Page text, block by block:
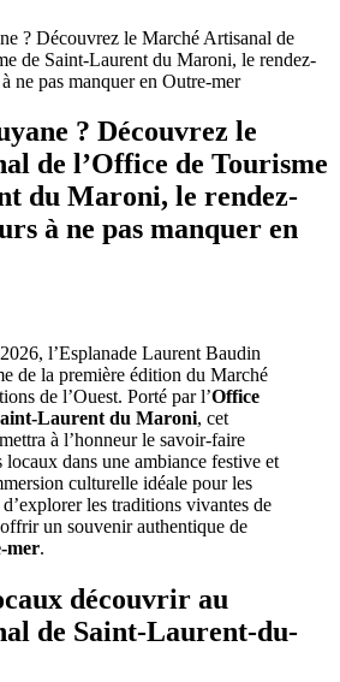
? Découvrez le Marché Artisanal de
de Saint-Laurent du Maroni, le rendez-
ne pas manquer en Outre-mer
? Découvrez le
de l’Office de Tourisme
du Maroni, le rendez-
à ne pas manquer en
l’Esplanade Laurent Baudin
de la première édition du Marché
de l’Ouest. Porté par l’Office
Laurent du Maroni, cet
à l’honneur le savoir-faire
locaux dans une ambiance festive et
culturelle idéale pour les
les traditions vivantes de
un souvenir authentique de
mer.
découvrir au
de Saint-Laurent-du-